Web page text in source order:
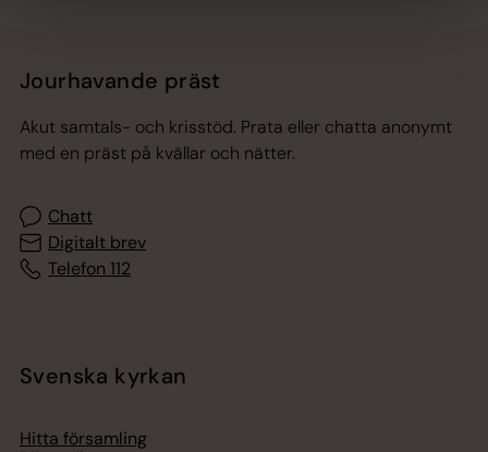
Jourhavande präst
Akut samtals- och krisstöd. Prata eller chatta anonymt
med en präst på kvällar och nätter.
Chatt
Digitalt brev
Telefon 112
Svenska kyrkan
Hitta församling